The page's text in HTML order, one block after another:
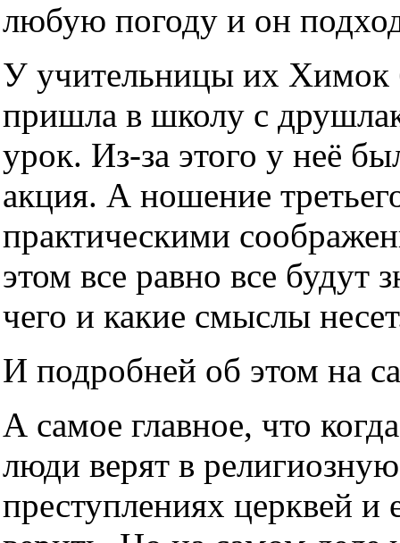
любую погоду и он
У учительницы их Химок
пришла в школу с
урок. Из-за этого у неё
акция. А ношение
практическими
этом все равно все будут
чего и какие смыслы
И подробней об этом на
А самое главное, что
люди верят в
преступлениях церквей и